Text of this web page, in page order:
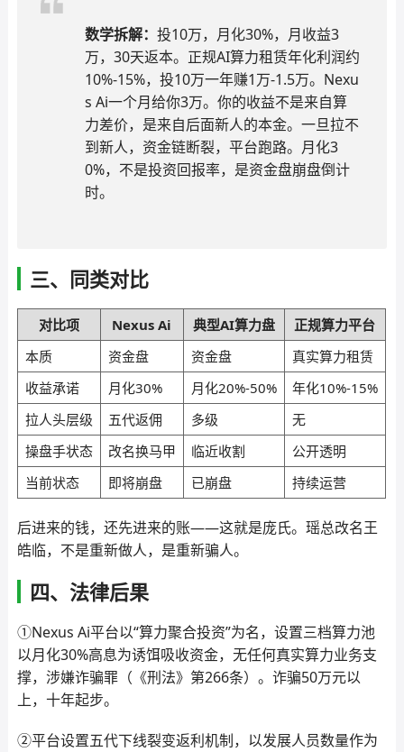
数学拆解： 投10万，月化30%，月收益3
万，30天返本。正规AI算力租赁年化利润约
10%-15%，投10万一年赚1万-1.5万。Nexu
s Ai一个月给你3万。你的收益不是来自算
力差价，是来自后面新人的本金。一旦拉不
到新人，资金链断裂，平台跑路。月化3
0%，不是投资回报率，是资金盘崩盘倒计
时。
三、同类对比
对比项 Nexus Ai 典型AI算力盘
正规算力平台
本质
资金盘 资金盘
真实算力租赁
收益承诺
月化30% 月化20%-50%
年化10%-15%
拉人头层级
五代返佣 多级
无
操盘手状态
改名换马甲 临近收割
公开透明
当前状态
即将崩盘 已崩盘 持续运营
后进来的钱，还先进来的账——这就是庞氏。瑶总改名王
皓临，不是重新做人，是重新骗人。
四、法律后果
①Nexus Ai平台以“算力聚合投资”为名，设置三档算力池
以月化30%高息为诱饵吸收资金，无任何真实算力业务支
撑，涉嫌诈骗罪（《刑法》第266条）。诈骗50万元以
上，十年起步。
②平台设置五代下线裂变返利机制，以发展人员数量作为